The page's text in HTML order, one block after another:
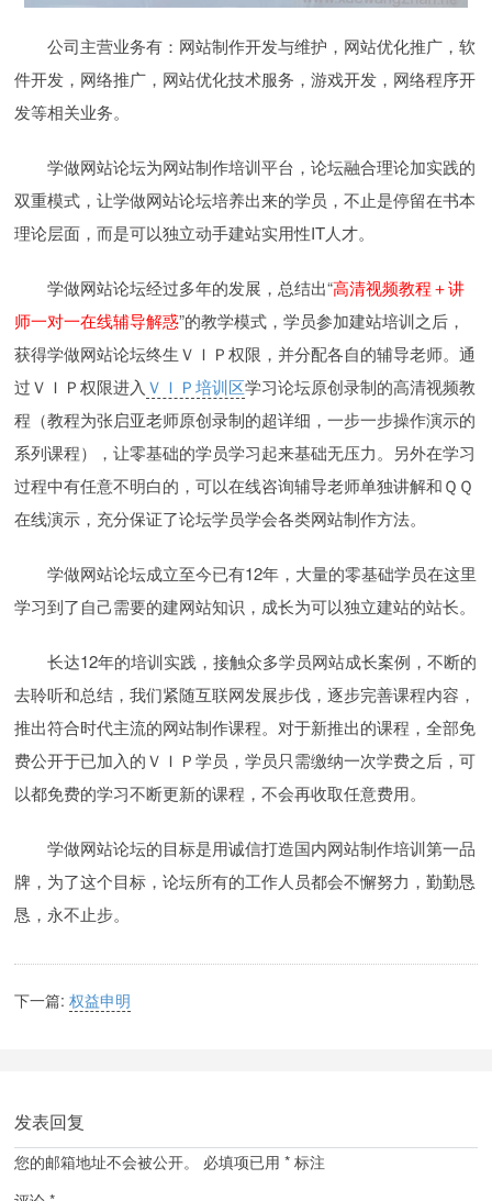
公司主营业务有：网站制作开发与维护，网站优化推广，软
件开发，网络推广，网站优化技术服务，游戏开发，网络程序开
发等相关业务。
学做网站论坛为网站制作培训平台，论坛融合理论加实践的
双重模式，让学做网站论坛培养出来的学员，不止是停留在书本
理论层面，而是可以独立动手建站实用性IT人才。
学做网站论坛经过多年的发展，总结出“高清视频教程＋讲
师一对一在线辅导解惑”的教学模式，学员参加建站培训之后，
获得学做网站论坛终生ＶＩＰ权限，并分配各自的辅导老师。通
过ＶＩＰ权限进入 ＶＩＰ培训区学习论坛原创录制的高清视频教
程（教程为张启亚老师原创录制的超详细，一步一步操作演示的
系列课程），让零基础的学员学习起来基础无压力。另外在学习
过程中有任意不明白的，可以在线咨询辅导老师单独讲解和ＱＱ
在线演示，充分保证了论坛学员学会各类网站制作方法。
学做网站论坛成立至今已有12年，大量的零基础学员在这里
学习到了自己需要的建网站知识，成长为可以独立建站的站长。
长达12年的培训实践，接触众多学员网站成长案例，不断的
去聆听和总结，我们紧随互联网发展步伐，逐步完善课程内容，
推出符合时代主流的网站制作课程。对于新推出的课程，全部免
费公开于已加入的ＶＩＰ学员，学员只需缴纳一次学费之后，可
以都免费的学习不断更新的课程，不会再收取任意费用。
学做网站论坛的目标是用诚信打造国内网站制作培训第一品
牌，为了这个目标，论坛所有的工作人员都会不懈努力，勤勤恳
恳，永不止步。
下一篇:权益申明
发表回复
您的邮箱地址不会被公开。 必填项已用* 标注